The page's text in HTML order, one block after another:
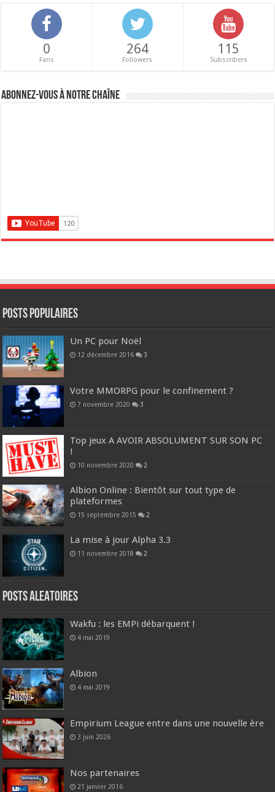
0
Fans
264
Followers
115
Subscribers
Abonnez-vous à notre chaîne
POSTS POPULAIRES
Un PC pour Noël
12 décembre 2016 3
Votre MMORPG pour le confinement ?
7 novembre 2020 3
Top jeux A AVOIR ABSOLUMENT SUR SON PC
!
10 novembre 2020 2
Albion Online : Bientôt sur tout type de
plateformes
15 septembre 2015 2
La mise à jour Alpha 3.3
11 novembre 2018 2
Posts ALEATOIRES
Wakfu : les EMPi débarquent !
4 mai 2019
Albion
4 mai 2019
Empirium League entre dans une nouvelle ère
3 juin 2026
Nos partenaires
21 janvier 2016